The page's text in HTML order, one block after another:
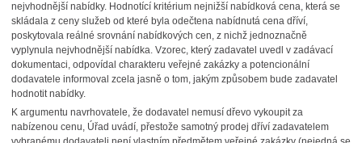
nejvhodnější nabídky. Hodnotící kritérium nejnižší nabídková cena, která se
skládala z ceny služeb od které byla odečtena nabídnutá cena dříví,
poskytovala reálné srovnání nabídkových cen, z nichž jednoznačně
vyplynula nejvhodnější nabídka. Vzorec, který zadavatel uvedl v zadávací
dokumentaci, odpovídal charakteru veřejné zakázky a potencionální
dodavatele informoval zcela jasně o tom, jakým způsobem bude zadavatel
hodnotit nabídky.
K argumentu navrhovatele, že dodavatel nemusí dřevo vykoupit za
nabízenou cenu, Úřad uvádí, přestože samotný prodej dříví zadavatelem